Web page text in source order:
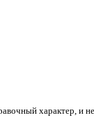
характер,